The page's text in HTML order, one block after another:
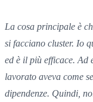
La cosa principale è
si facciano cluster. Io
ed è il più efficace. Ad
lavorato aveva come
dipendenze. Quindi,